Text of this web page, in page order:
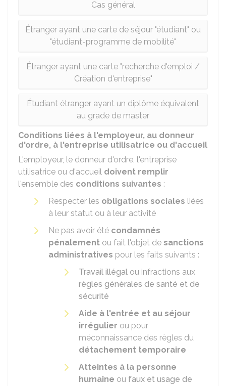
Cas général
Étranger ayant une carte de séjour "étudiant" ou
"étudiant-programme de mobilité"
Étranger ayant une carte "recherche d'emploi /
Création d'entreprise"
Étudiant étranger ayant un diplôme équivalent
au grade de master
Conditions liées à l'employeur, au donneur
d'ordre, à l'entreprise utilisatrice ou d'accueil
L'employeur, le donneur d'ordre, l'entreprise
utilisatrice ou d'accueil doivent remplir
l'ensemble des conditions suivantes :
Respecter les obligations sociales liées
à leur statut ou à leur activité
Ne pas avoir été condamnés
pénalement ou fait l'objet de sanctions
administratives pour les faits suivants :
Travail illégal ou infractions aux
règles générales de santé et de
sécurité
Aide à l'entrée et au séjour
irrégulier ou pour
méconnaissance des règles du
détachement temporaire
Atteintes à la personne
humaine ou faux et usage de